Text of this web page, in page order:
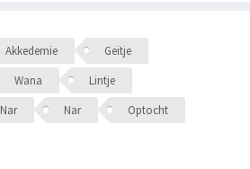
Akkedemie
Geitje
Wana
Lintje
Nar Nar
Optocht